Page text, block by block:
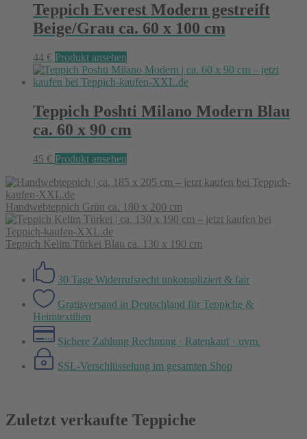
Teppich Everest Modern gestreift
Beige/Grau ca. 60 x 100 cm
44 € Produkt ansehen
Teppich Poshti Milano Modern Blau
ca. 60 x 90 cm
45 € Produkt ansehen
Handwebteppich Grün ca. 180 x 200 cm
Teppich Kelim Türkei Blau ca. 130 x 190 cm
30 Tage Widerrufsrecht unkompliziert & fair
Gratisversand in Deutschland für Teppiche &
Heimtextilien
Sichere Zahlung Rechnung · Ratenkauf · uvm.
SSL-Verschlüsselung im gesamten Shop
Zuletzt verkaufte Teppiche